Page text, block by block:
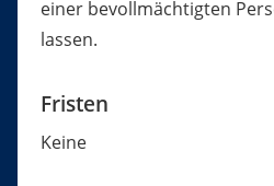
einer bevollmächtigten
lassen.
Fristen
Keine